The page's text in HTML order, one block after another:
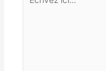
ici…